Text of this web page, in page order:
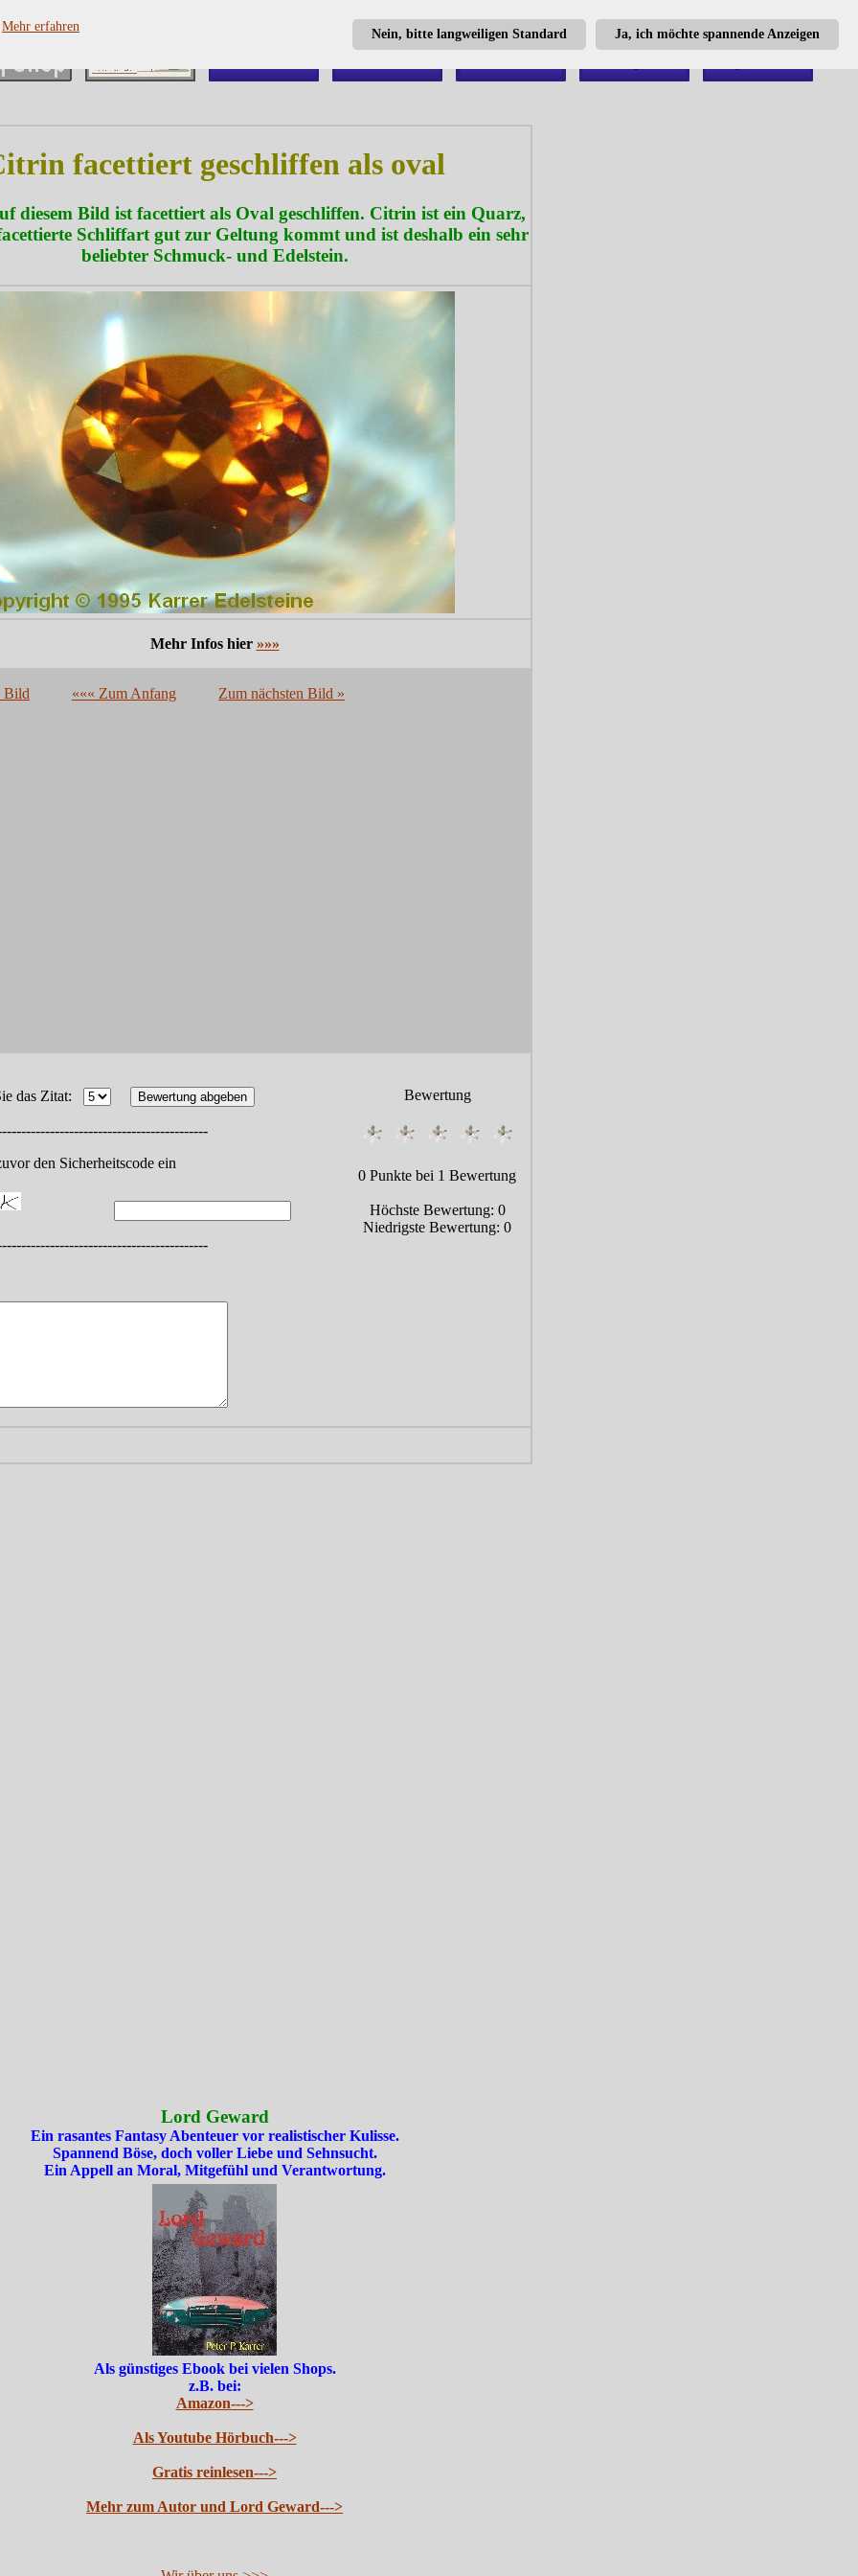
Ja, ich möchte spannende Anzeigen
Nein, bitte langweiligen Standard
Mehr erfahren
facettiert geschliffen als oval
diesem Bild ist facettiert als Oval geschliffen. Citrin ist ein Quarz,
Schliffart gut zur Geltung kommt und ist deshalb ein sehr
beliebter Schmuck- und Edelstein.
Mehr Infos hier »»»
Bild ««« Zum Anfang Zum nächsten Bild »
das Zitat:
den Sicherheitscode ein
Bewertung
0 Punkte bei 1 Bewertung
Höchste Bewertung: 0
Niedrigste Bewertung: 0
Lord Geward
Ein rasantes Fantasy Abenteuer vor realistischer Kulisse.
Spannend Böse, doch voller Liebe und Sehnsucht.
Ein Appell an Moral, Mitgefühl und Verantwortung.
Als günstiges Ebook bei vielen Shops.
z.B. bei:
Amazon--->
Als Youtube Hörbuch--->
Gratis reinlesen--->
Mehr zum Autor und Lord Geward--->